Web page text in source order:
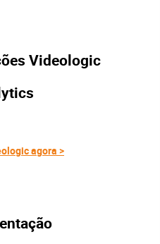
Videologic
agora >